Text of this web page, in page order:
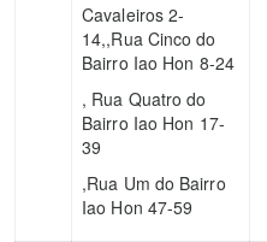
Cavaleiros 2-
14,,Rua Cinco do
Bairro Iao Hon 8-24
, Rua Quatro do
Bairro Iao Hon 17-
39
,Rua Um do Bairro
Iao Hon 47-59